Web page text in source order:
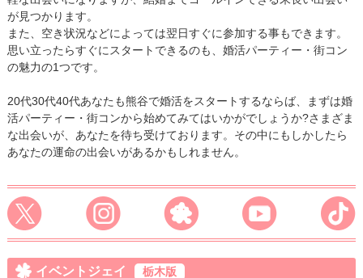
が見つかります。
また、空き状況などによっては翌日すぐに参加する事もできます。
思い立ったらすぐにスタートできるのも、婚活パーティー・街コン
の魅力の1つです。
20代30代40代あなたも熊谷で婚活をスタートするならば、まずは婚
活パーティー・街コンから始めてみてはいかがでしょうか?さまざま
な出会いが、あなたを待ち受けております。その中にもしかしたら
あなたの運命の出会いがあるかもしれません。
イベントジェイ 栃木版